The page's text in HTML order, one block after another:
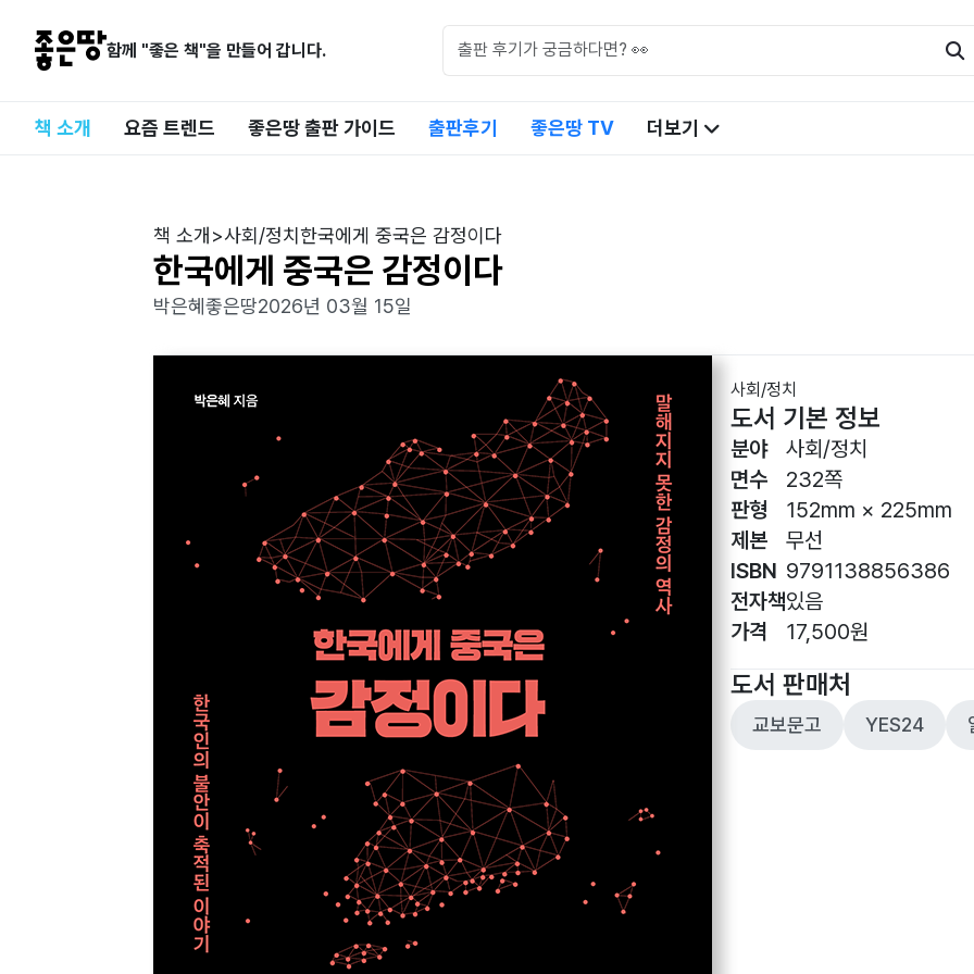
함께 "좋은 책"을 만들어 갑니다.
책 소개 요즘 트렌드 좋은땅 출판 가이드 출판후기 좋은땅 TV 더보기
책 소개 >사회/정치 한국에게 중국은 감정이다
한국에게 중국은 감정이다
박은혜 좋은땅2026년 03월 15일
사회/정치
도서 기본 정보
분야
면수
판형
제본
ISBN
전자책
가격
사회/정치
232쪽
152mm × 225mm
무선
9791138856386
있음
17,500원
도서 판매처
교보문고 YES24